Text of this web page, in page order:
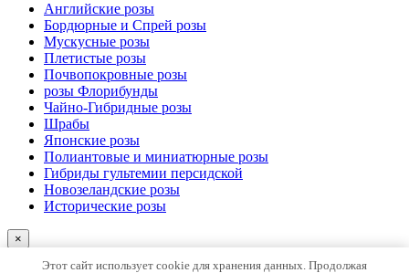
Английские розы
Бордюрные и Спрей розы
Мускусные розы
Плетистые розы
Почвопокровные розы
розы Флорибунды
Чайно-Гибридные розы
Шрабы
Японские розы
Полиантовые и миниатюрные розы
Гибриды гультемии персидской
Новозеландские розы
Исторические розы
×
Этот сайт использует cookie для хранения данных. Продолжая